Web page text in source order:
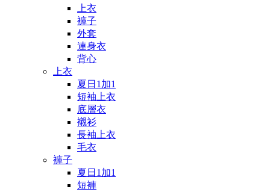
上衣
褲子
外套
連身衣
背心
上衣
夏日1加1
短袖上衣
底層衣
襯衫
長袖上衣
毛衣
褲子
夏日1加1
短褲